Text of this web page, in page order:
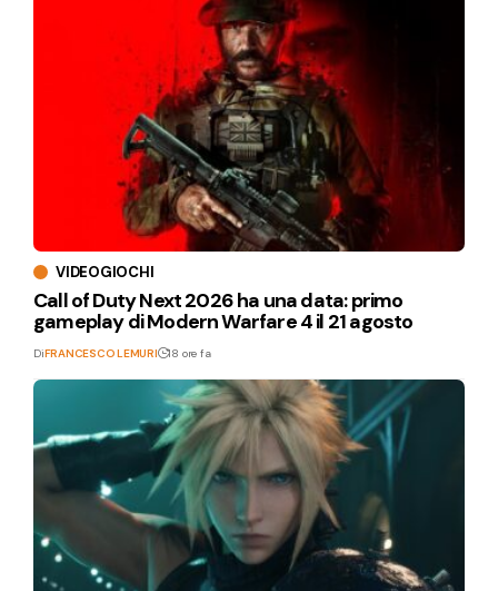
VIDEOGIOCHI
Call of Duty Next 2026 ha una data: primo
gameplay di Modern Warfare 4 il 21 agosto
DiFRANCESCO LEMURI 18 ore fa